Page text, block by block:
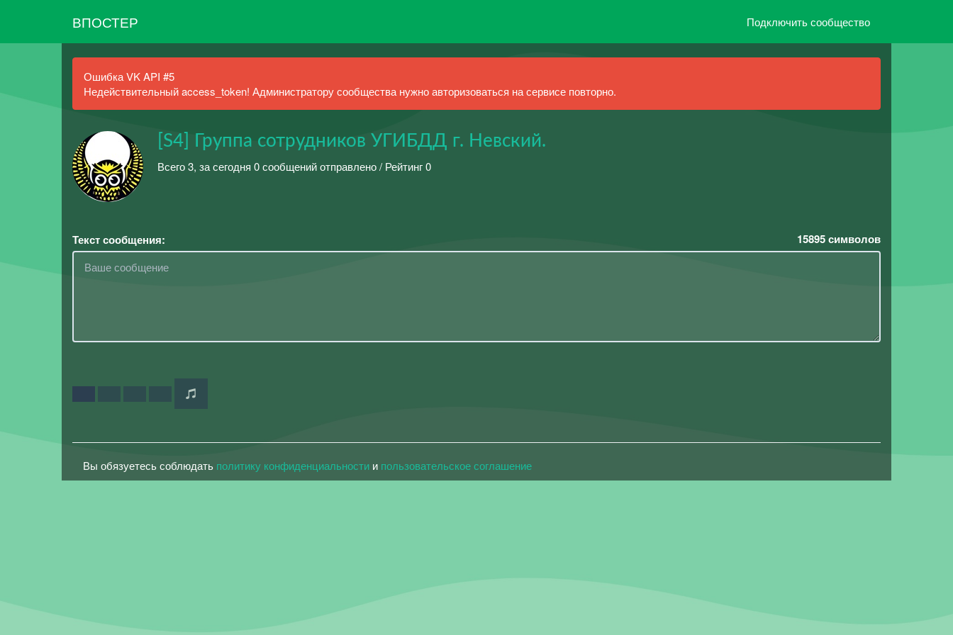
ВПОСТЕР Подключить сообщество
Ошибка VK API #5
Недействительный access_token! Администратору сообщества нужно авторизоваться на сервисе повторно.
[S4] Группа сотрудников УГИБДД г. Невский.
Всего 3, за сегодня 0 сообщений отправлено / Рейтинг 0
Текст сообщения: 15895символов
Вы обязуетесь соблюдать политику конфиденциальности и пользовательское соглашение